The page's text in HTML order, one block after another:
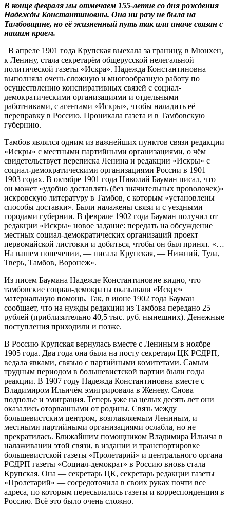
В конце февраля мы отмечаем 155-летие со дня рождения
Надежды Константиновны. Она ни разу не была на
Тамбовщине, но её жизненный путь так или иначе связан с
нашим краем.
В апреле 1901 года Крупская выехала за границу, в Мюнхен,
к Ленину, стала секретарём общерусской нелегальной
политической газеты «Искра». Надежда Константиновна
выполняла очень сложную и многообразную работу по
осуществлению конспиративных связей с социал-
демократическими организациями и отдельными
работниками, с агентами «Искры», чтобы наладить её
переправку в Россию. Проникала газета и в Тамбовскую
губернию.
Тамбов являлся одним из важнейших пунктов связи редакции
«Искры» с местными партийными организациями, о чём
свидетельствует переписка Ленина и редакции «Искры» с
социал-демократическими организациями России в 1901—
1903 годах. В октябре 1901 года Николай Бауман писал, что
он может «удобно доставлять (без значительных проволочек)»
искровскую литературу в Тамбов, с которым «установлены
способы доставки». Были налажены связи и с уездными
городами губернии. В феврале 1902 года Бауман получил от
редакции «Искры» новое задание: передать на обсуждение
местных социал-демократических организаций проект
первомайской листовки и добиться, чтобы он был принят. «…
На вашем попечении, — писала Крупская, — Нижний, Тула,
Тверь, Тамбов, Воронеж».
Из писем Баумана Надежде Константиновне видно, что
тамбовские социал-демократы оказывали «Искре»
материальную помощь. Так, в июне 1902 года Бауман
сообщает, что на нужды редакции из Тамбова передано 25
рублей (приблизительно 40,5 тыс. руб. нынешних). Денежные
поступления приходили и позже.
В Россию Крупская вернулась вместе с Лениным в ноябре
1905 года. Два года она была на посту секретаря ЦК РСДРП,
ведала явками, связью с партийными комитетами. Самым
трудным периодом в большевистской партии были годы
реакции. В 1907 году Надежда Константиновна вместе с
Владимиром Ильичём эмигрировала в Женеву. Снова
подполье и эмиграция. Теперь уже на целых десять лет они
оказались оторванными от родины. Связь между
большевистским центром, возглавляемым Лениным, и
местными партийными организациями ослабла, но не
прекратилась. Ближайшим помощником Владимира Ильича в
налаживании этой связи, в издании и транспортировке
большевистской газеты «Пролетарий» и центрального органа
РСДРП газеты «Социал-демократ» в Россию вновь стала
Крупская. Она — секретарь ЦК, секретарь редакции газеты
«Пролетарий» — сосредоточила в своих руках почти все
адреса, по которым пересылались газеты и корреспонденция в
Россию. Всё это было очень сложно.